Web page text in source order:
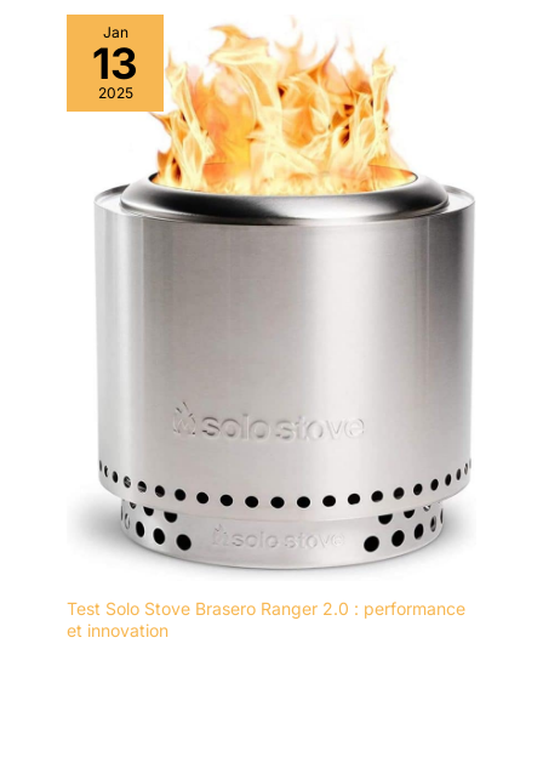
Jan
13
2025
Test Solo Stove Brasero Ranger 2.0 : performance
et innovation